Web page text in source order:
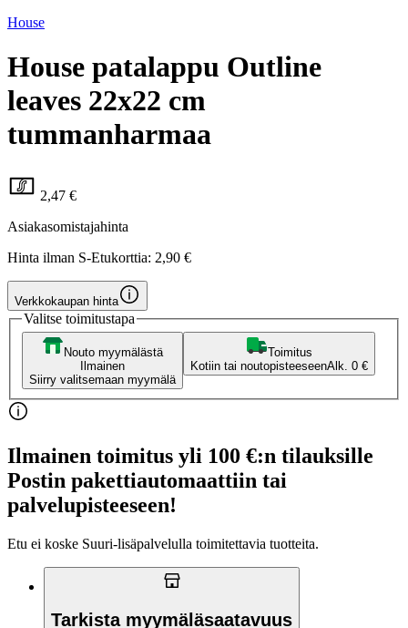
House
House patalappu Outline
leaves 22x22 cm
tummanharmaa
2,47 €
Asiakasomistajahinta
Hinta ilman S-Etukorttia: 2,90 €
Verkkokaupan hinta
Valitse toimitustapa
Nouto myymälästä
Ilmainen
Siirry valitsemaan myymälä
Toimitus
Kotiin tai noutopisteeseenAlk. 0 €
Ilmainen toimitus yli 100 €:n tilauksille
Postin pakettiautomaattiin tai
palvelupisteeseen!
Etu ei koske Suuri‑lisäpalvelulla toimitettavia tuotteita.
Tarkista myymäläsaatavuus